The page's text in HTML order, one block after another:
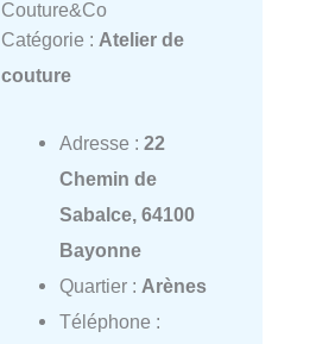
Couture&Co
Catégorie : Atelier de
couture
Adresse : 22
Chemin de
Sabalce, 64100
Bayonne
Quartier : Arènes
Téléphone :